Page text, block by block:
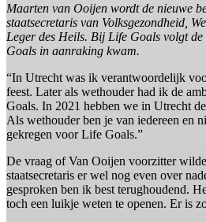
Maarten van Ooijen wordt de nieuwe
staatsecretaris van Volksgezondheid,
Leger des Heils. Bij Life Goals volgt
Goals in aanraking kwam.
“In Utrecht was ik verantwoordelijk
feest. Later als wethouder had ik de
Goals. In 2021 hebben we in Utrecht de
Als wethouder ben je van iedereen en
gekregen voor Life Goals.”
De vraag of Van Ooijen voorzitter
staatsecretaris er wel nog even over
gesproken ben ik best terughoudend.
toch een luikje weten te openen. Er is